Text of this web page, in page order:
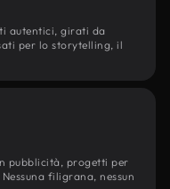
autentici, girati da
per lo storytelling, il
pubblicità, progetti per
filigrana, nessun